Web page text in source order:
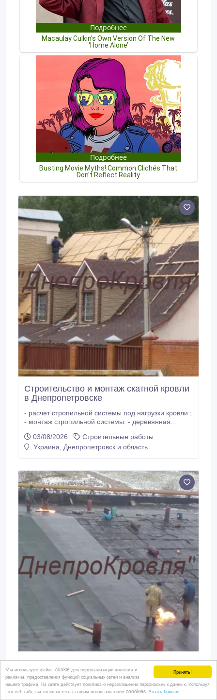
Принять!
Мы используем файлы cookie для персонализации контента и
рекламы, предоставления функций социальных сетей и анализа
нашего трафика. На сайте действует политика о неразглашении персональных данных. Используя
этот веб-сайт, вы соглашаетесь с нашим использованием coookies. Узнать больше
Строительство и монтаж скатной кровли
в Днепропетровске
- расчет стропильной системы под нагрузки кровли ;
- монтаж стропильной системы: - деревянная
стропил (сварочная) - устройство гидроизоляции и
подготовительные конструкции под основной
примыкающими элементами и элементами
соединения - утепление кровли (мин.
03/08/2026
Строительные работы
Украина, Днепропетровск и область
Выполним ремонт и устройство мягкой
кровли
Строительная организация выполнит качественный